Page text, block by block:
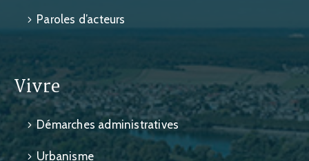
Paroles d’acteurs
Vivre
Démarches administratives
Urbanisme